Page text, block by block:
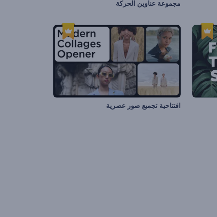
مجموعة عناوين الحركة
افتتاحية تجميع صور عصرية